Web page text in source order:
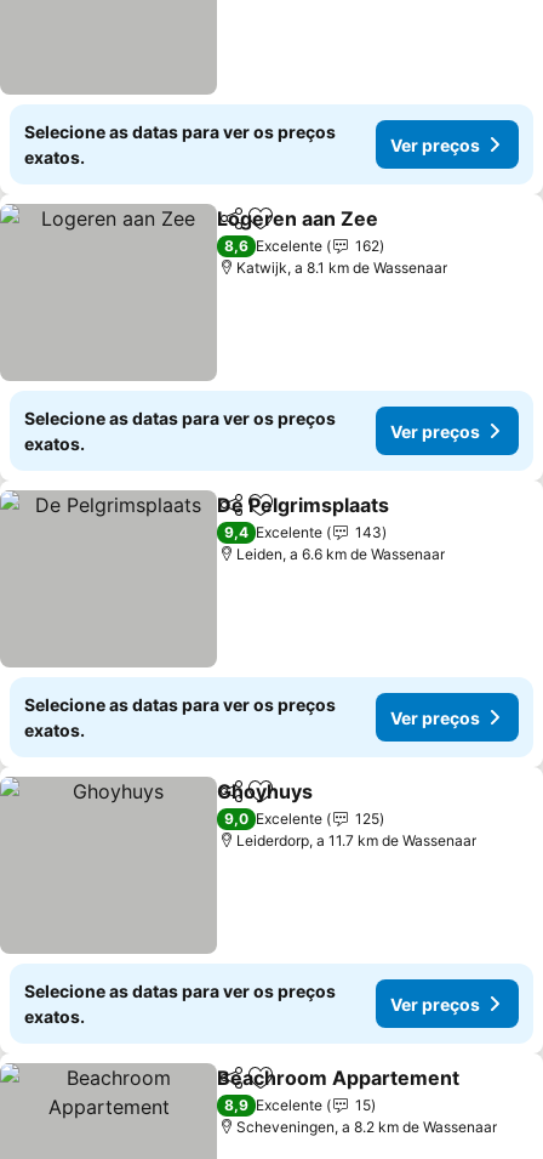
Selecione as datas para ver os preços
exatos.
Ver preços
PartilharAdicionar aos favoritos
Logeren aan Zee
8,6 Excelente
162
Katwijk, a 8.1 km de Wassenaar
Selecione as datas para ver os preços
exatos.
Ver preços
PartilharAdicionar aos favoritos
De Pelgrimsplaats
9,4 Excelente
143
Leiden, a 6.6 km de Wassenaar
Selecione as datas para ver os preços
exatos.
Ver preços
PartilharAdicionar aos favoritos
Ghoyhuys
9,0 Excelente
125
Leiderdorp, a 11.7 km de Wassenaar
Selecione as datas para ver os preços
exatos.
Ver preços
PartilharAdicionar aos favoritos
Beachroom Appartement
8,9 Excelente
15
Scheveningen, a 8.2 km de Wassenaar